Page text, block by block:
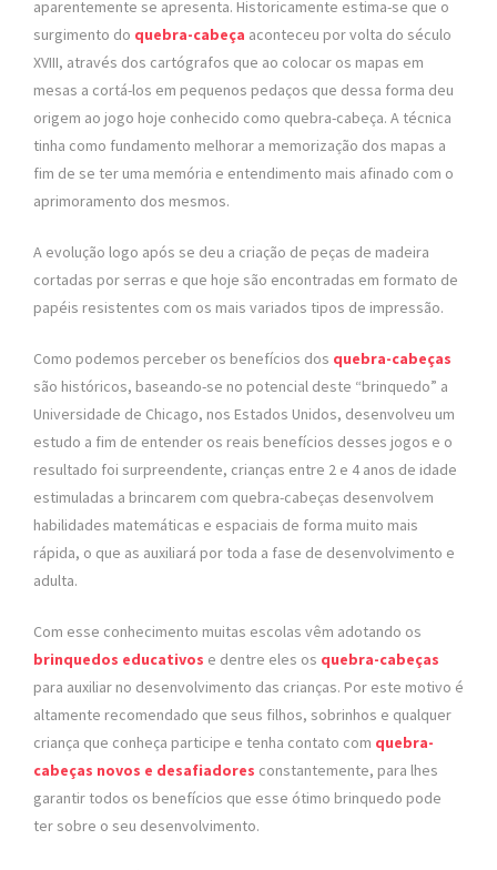
aparentemente se apresenta. Historicamente estima-se que o
surgimento do quebra-cabeça aconteceu por volta do século
XVIII, através dos cartógrafos que ao colocar os mapas em
mesas a cortá-los em pequenos pedaços que dessa forma deu
origem ao jogo hoje conhecido como quebra-cabeça. A técnica
tinha como fundamento melhorar a memorização dos mapas a
fim de se ter uma memória e entendimento mais afinado com o
aprimoramento dos mesmos.
A evolução logo após se deu a criação de peças de madeira
cortadas por serras e que hoje são encontradas em formato de
papéis resistentes com os mais variados tipos de impressão.
Como podemos perceber os benefícios dos quebra-cabeças
são históricos, baseando-se no potencial deste “brinquedo” a
Universidade de Chicago, nos Estados Unidos, desenvolveu um
estudo a fim de entender os reais benefícios desses jogos e o
resultado foi surpreendente, crianças entre 2 e 4 anos de idade
estimuladas a brincarem com quebra-cabeças desenvolvem
habilidades matemáticas e espaciais de forma muito mais
rápida, o que as auxiliará por toda a fase de desenvolvimento e
adulta.
Com esse conhecimento muitas escolas vêm adotando os
brinquedos educativos e dentre eles os quebra-cabeças
para auxiliar no desenvolvimento das crianças. Por este motivo é
altamente recomendado que seus filhos, sobrinhos e qualquer
criança que conheça participe e tenha contato com quebra-
cabeças novos e desafiadores constantemente, para lhes
garantir todos os benefícios que esse ótimo brinquedo pode
ter sobre o seu desenvolvimento.